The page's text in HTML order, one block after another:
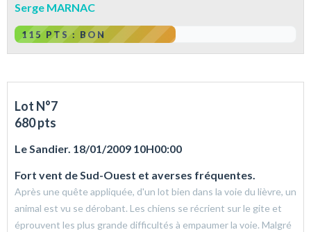
Serge MARNAC
115 PTS : BON
Lot N°7
680 pts
Le Sandier. 18/01/2009 10H00:00
Fort vent de Sud-Ouest et averses fréquentes.
Après une quête appliquée, d'un lot bien dans la voie du lièvre, un
animal est vu se dérobant. Les chiens se récrient sur le gite et
éprouvent les plus grande difficultés à empaumer la voie. Malgré